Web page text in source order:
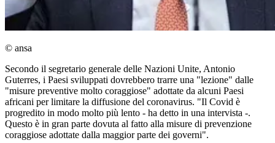
© ansa
Secondo il segretario generale delle Nazioni Unite, Antonio
Guterres, i Paesi sviluppati dovrebbero trarre una "lezione" dalle
"misure preventive molto coraggiose" adottate da alcuni Paesi
africani per limitare la diffusione del coronavirus. "Il Covid è
progredito in modo molto più lento - ha detto in una intervista -.
Questo è in gran parte dovuta al fatto alla misure di prevenzione
coraggiose adottate dalla maggior parte dei governi".